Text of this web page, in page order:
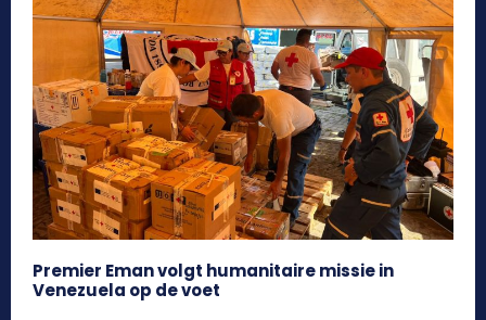
Premier Eman volgt humanitaire missie in
Venezuela op de voet